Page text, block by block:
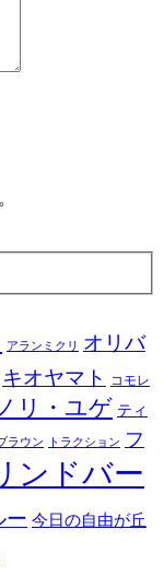
アランミクリ
オリバ
キオヤマト
コモレ
リ・ユゲ ティ
ラウン トラクション フ
ンドバー
ー 今日の自由が丘